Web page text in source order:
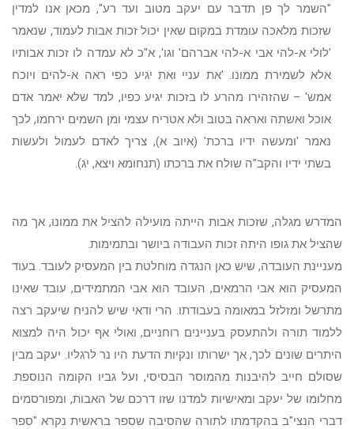
"השמר לך פן תדבר עם יעקב מטוב ועד רע", מכאן אנו למדין
שזכות מלאכה עומדת במקום שאין יכול זכות אבות לעמוד, שנאמר
'לולי א-להי אבי א-להי אברהם' וגו', א"כ לא עמדה לו זכות אבותיו
אלא לשמירת ממונו. 'את עניי ואת יגיע כפי ראה א-להים ויוכח
אמש' – שהזהירו מהרע לו בזכות יגיע כפיו, למד שלא יאמר אדם
אוכל ואשתה ואראה בטוב ולא אטריח עצמי ומן השמים ירחמו, לכך
נאמר 'ומעשה ידיו ברכת' (איוב א), צריך לאדם לעמול ולעשות
בשתי ידיו והקב"ה שולח את ברכתו (תנחומא ויצא, יג).
המדרש מגלה, שזכות אבות הייתה מועילה להציל את ממונו, אך מה
שהציל את גופו היתה זכות העבודה ביושר ובתמימות.
מעניינת העובדה, שיש כאן הנגדה מוחלטת בין המעסיק לעובד. בעוד
המעסיק הוא אבי הרמאים, העובד הוא אבי המתמידים, עובד שאינו
מתרשל ומזלזל במאומה בעבודתו. הרי ודאי שיש להניח שיעקב רצה
ללמוד תורה ולהתעסק בעניינים רוחניים, ואולי אף יכול היה למצוא
היתרים שונים לכך, אך ישרותו ונקיות הדעת היו נר לרגליו. יעקב מבין
שסולם חייב להיבנות מהמוסר הבסיסי, ועל גביו הקומה הנוספת.
מחלומו של יעקב ומאישיות למדנו שזו דרכם של האבות, ומפורסמים
דברי הנצי"ב בהקדמתו לתורה שהסיבה שספר בראשית נקרא "ספר